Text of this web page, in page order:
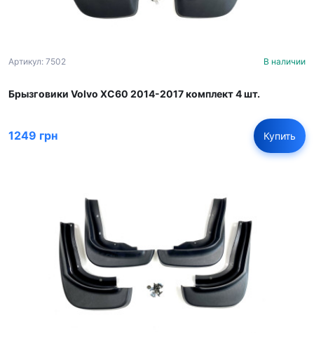
Артикул: 7502 В наличии
Брызговики Volvo XC60 2014-2017 комплект 4 шт.
1249 грн Купить